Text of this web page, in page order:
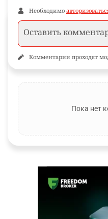
Необходимо
Комментарии проходят
Пока нет